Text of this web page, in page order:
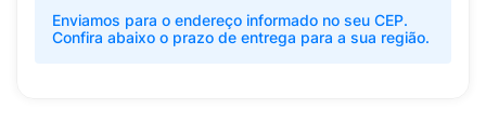
Enviamos para o endereço informado no seu CEP.
Confira abaixo o prazo de entrega para a sua região.